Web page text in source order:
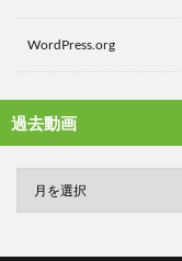
WordPress.org
過去動画